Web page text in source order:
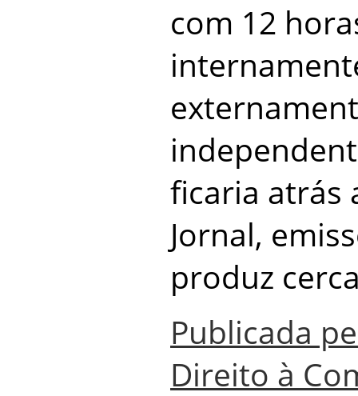
com 12
ficaria atrás
Jornal,
produz
Publicada
Direito à